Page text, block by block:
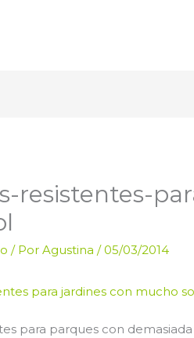
resistentes-
/ PorAgustina/05/03/2014
para parques con